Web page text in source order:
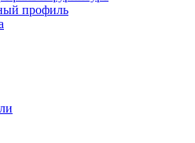
профиль